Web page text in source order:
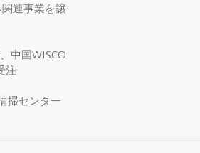
連事業を譲
中国WISCO
注
掃センター